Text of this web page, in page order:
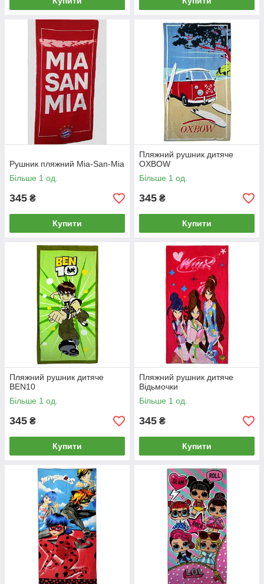
Рушник пляжний Mia-San-Mia
Більше 1 од.
345 ₴
Купити
Пляжний рушник дитяче
OXBOW
Більше 1 од.
345 ₴
Купити
Пляжний рушник дитяче
BEN10
Більше 1 од.
345 ₴
Купити
Пляжний рушник дитяче
Відьмочки
Більше 1 од.
345 ₴
Купити